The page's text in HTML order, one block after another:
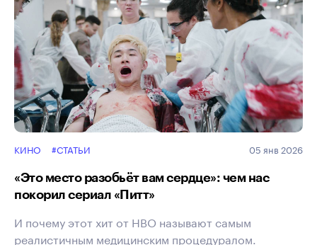
КИНО #СТАТЬИ 05 янв 2026
«Это место разобьёт вам сердце»: чем нас
покорил сериал «Питт»
И почему этот хит от HBO называют самым
реалистичным медицинским процедуралом.